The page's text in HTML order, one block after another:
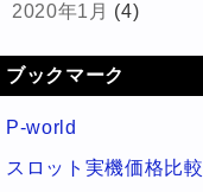
2020年1月 (4)
ブックマーク
P-world
スロット実機価格比較